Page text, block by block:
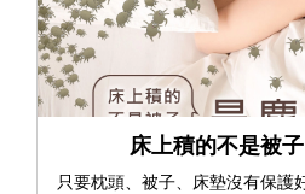
床上積的不是被
只要枕頭、被子、床墊沒有保護